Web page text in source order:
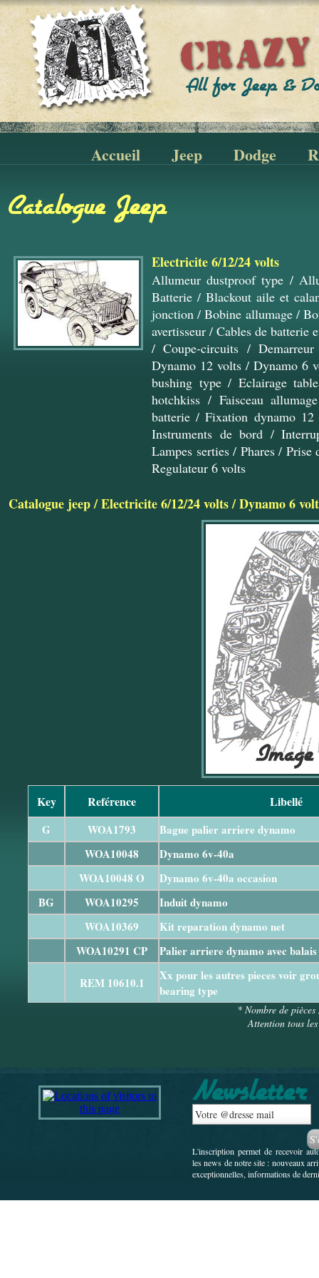
Accueil Jeep Dodge
Catalogue Jeep
Electricite 6/12/24 volts
Allumeur dustproof type /
Batterie /Blackout aile et
jonction /Bobine allumage/
avertisseur / Cables de batterie
/Coupe-circuits /
Dynamo 12 volts/ Dynamo 6
bushing type/ Eclairage
hotchkiss / Faisceau allumage
batterie /Fixation dynamo 12
Instruments de bord /
Lampes serties/ Phares/ Prise
Regulateur 6 volts
Catalogue jeep/Electricite 6/12/24 volts/Dynamo 6
Key Reférence Libellé
G WOA1793
Bague palier arriere dynamo
WOA10048
Dynamo 6v-40a
WOA10048 O
Dynamo 6v-40a occasion
BG
WOA10295
Induit dynamo
WOA10369
Kit reparation dynamo net
WOA10291 CP
Palier arriere dynamo avec balais
REM 10610.1
Xx pour les autres pieces voir
bearing type
* Nombre de
Attention tous
L'inscription permet de recevoir
les news de notre site : nouveaux
exceptionnelles, informations de